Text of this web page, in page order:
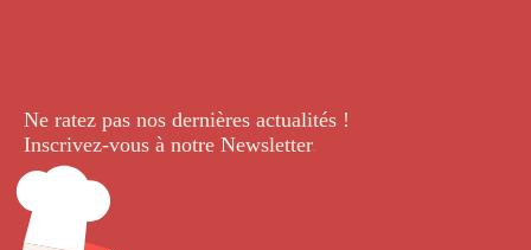
Ne ratez pas nos dernières actualités !
Inscrivez-vous à notre Newsletter.